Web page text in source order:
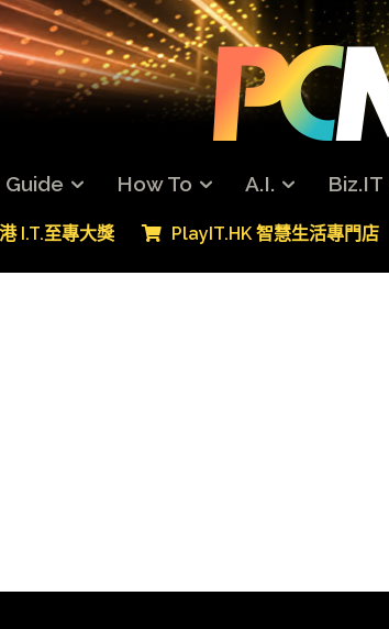
How To A.I. Biz.IT
I.T.至專大獎 PlayIT.HK 智慧生活專門店